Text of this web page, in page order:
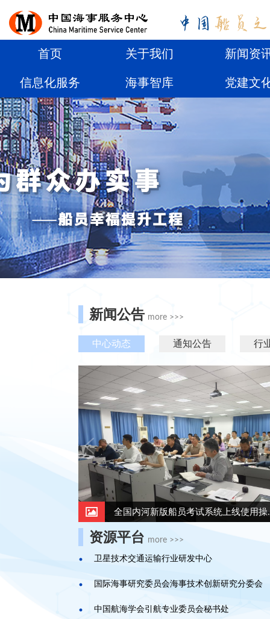
首页 关于我们 新闻资
信息化服务 海事智库 党建文
新闻公告 more >>>
全国内河新版船员考试系统上线使用操...
资源平台 more >>>
卫星技术交通运输行业研发中心
国际海事研究委员会海事技术创新研究分委会
中国航海学会引航专业委员会秘书处